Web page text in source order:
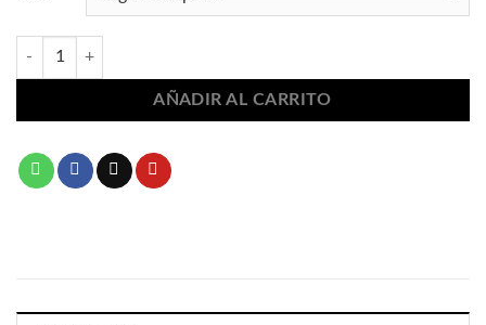
Zapatos salsa tacón bajo 2423 cantidad
AÑADIR AL CARRITO